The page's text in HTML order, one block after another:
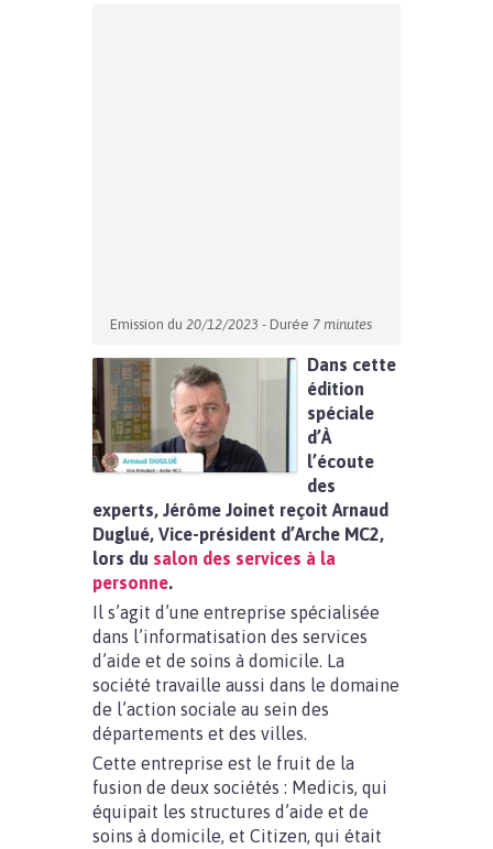
Emission du 20/12/2023 - Durée 7 minutes
Dans cette
édition
spéciale
d’À
l’écoute
des
experts, Jérôme Joinet reçoit Arnaud
Duglué, Vice-président d’Arche MC2,
lors du salon des services à la
personne.
Il s’agit d’une entreprise spécialisée
dans l’informatisation des services
d’aide et de soins à domicile. La
société travaille aussi dans le domaine
de l’action sociale au sein des
départements et des villes.
Cette entreprise est le fruit de la
fusion de deux sociétés : Medicis, qui
équipait les structures d’aide et de
soins à domicile, et Citizen, qui était